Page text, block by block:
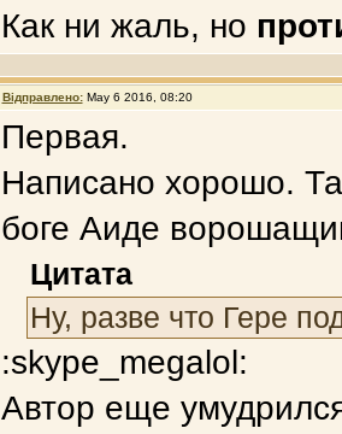
Как ни жаль, но
Відправлено: May 6 2016, 08:20
Первая.
Написано хорошо.
боге Аиде
Цитата
Ну, разве что Гере
:skype_megalol:
Автор еще